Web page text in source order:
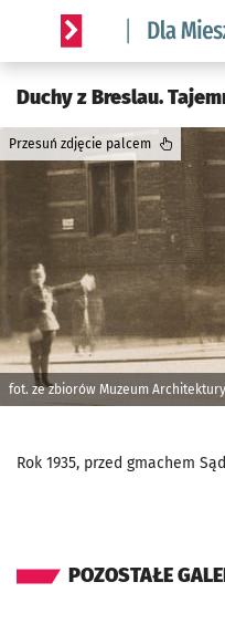
Serwis informacyjny
Duchy z Breslau.
fot. ze zbiorów Muzeum
Przesuń zdjęcie palcem
Rok 1935, przed gmachem
POZOSTAŁE